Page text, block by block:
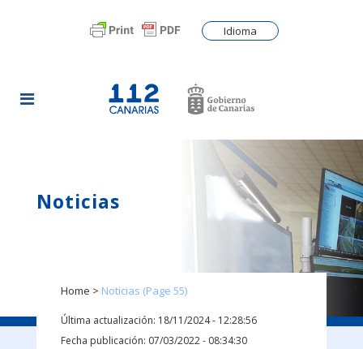
Idioma
Noticias
Home > Noticias (Page 55)
Última actualización: 18/11/2024 - 12:28:56
Fecha publicación: 07/03/2022 - 08:34:30